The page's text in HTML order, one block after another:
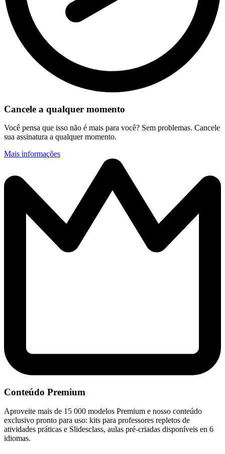
Cancele a qualquer momento
Você pensa que isso não é mais para você? Sem problemas. Cancele
sua assinatura a qualquer momento.
Mais informações
Conteúdo Premium
Aproveite mais de 15 000 modelos Premium e nosso conteúdo
exclusivo pronto para uso: kits para professores repletos de
atividades práticas e Slidesclass, aulas pré-criadas disponíveis en 6
idiomas.